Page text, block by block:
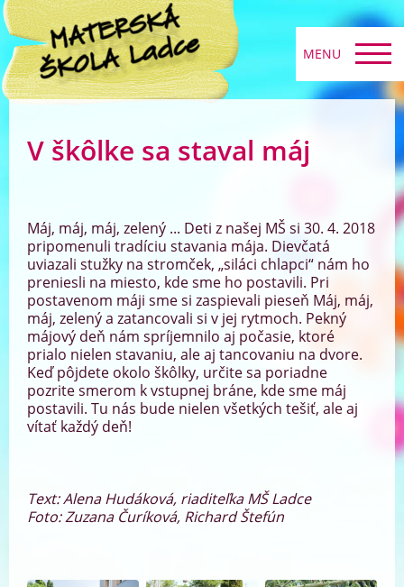
MENU
V škôlke sa staval máj
Máj, máj, máj, zelený ... Deti z našej MŠ si 30. 4. 2018
pripomenuli tradíciu stavania mája. Dievčatá
uviazali stužky na stromček, „siláci chlapci“ nám ho
preniesli na miesto, kde sme ho postavili. Pri
postavenom máji sme si zaspievali pieseň Máj, máj,
máj, zelený a zatancovali si v jej rytmoch. Pekný
májový deň nám spríjemnilo aj počasie, ktoré
prialo nielen stavaniu, ale aj tancovaniu na dvore.
Keď pôjdete okolo škôlky, určite sa poriadne
pozrite smerom k vstupnej bráne, kde sme máj
postavili. Tu nás bude nielen všetkých tešiť, ale aj
vítať každý deň!
Text: Alena Hudáková, riaditeľka MŠ Ladce
Foto: Zuzana Čuríková, Richard Štefún